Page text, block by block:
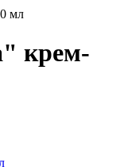
мл
крем-